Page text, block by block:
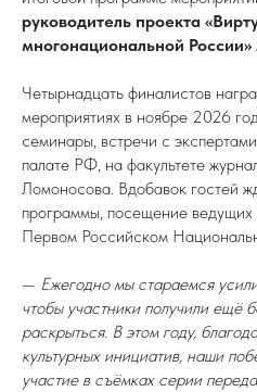
руководитель проекта
многонациональной
Четырнадцать финалистов
мероприятиях в ноябре 2026
семинары, встречи с
палате РФ, на факультете
Ломоносова. Вдобавок гостей
программы, посещение
Первом Российском
— Ежегодно мы стараемся
чтобы участники получили ещё
раскрыться. В этом году,
культурных инициатив, наши
участие в съёмках серии